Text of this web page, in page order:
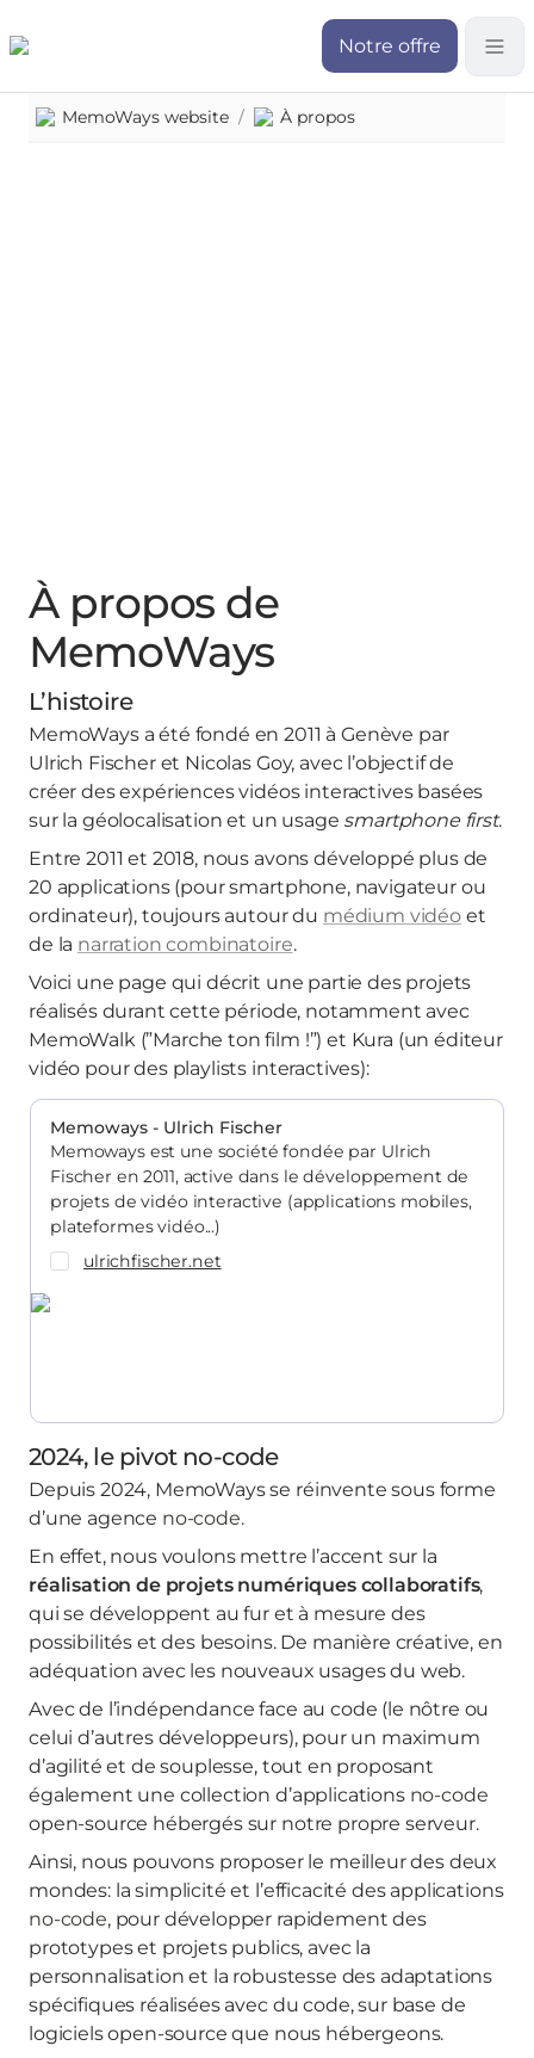
Notre offre
MemoWays website / À propos
À propos de
MemoWays
L’histoire
MemoWays a été fondé en 2011 à Genève par
Ulrich Fischer et Nicolas Goy, avec l’objectif de
créer des expériences vidéos interactives basées
sur la géolocalisation et un usage smartphone first.
Entre 2011 et 2018, nous avons développé plus de
20 applications (pour smartphone, navigateur ou
ordinateur), toujours autour du médium vidéoet
de la narration combinatoire.
Voici une page qui décrit une partie des projets
réalisés durant cette période, notamment avec
MemoWalk (”Marche ton film !”) et Kura (un éditeur
vidéo pour des playlists interactives):
Memoways - Ulrich Fischer
Memoways est une société fondée par Ulrich
Fischer en 2011, active dans le développement de
projets de vidéo interactive (applications mobiles,
plateformes vidéo...)
ulrichfischer.net
2024, le pivot no-code
Depuis 2024, MemoWays se réinvente sous forme
d’une agence no-code.
En effet, nous voulons mettre l’accent sur la
réalisation de projets numériques collaboratifs,
qui se développent au fur et à mesure des
possibilités et des besoins. De manière créative, en
adéquation avec les nouveaux usages du web.
Avec de l’indépendance face au code (le nôtre ou
celui d’autres développeurs), pour un maximum
d’agilité et de souplesse, tout en proposant
également une collection d’applications no-code
open-source hébergés sur notre propre serveur.
Ainsi, nous pouvons proposer le meilleur des deux
mondes: la simplicité et l’efficacité des applications
no-code, pour développer rapidement des
prototypes et projets publics, avec la
personnalisation et la robustesse des adaptations
spécifiques réalisées avec du code, sur base de
logiciels open-source que nous hébergeons.